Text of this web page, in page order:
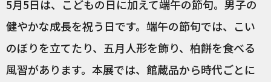
5月5日は、こどもの日に加えて端午の節句。男子の
健やかな成長を祝う日です。端午の節句では、こい
のぼりを立てたり、五月人形を飾り、柏餅を食べる
風習があります。本展では、館蔵品から時代ごとに